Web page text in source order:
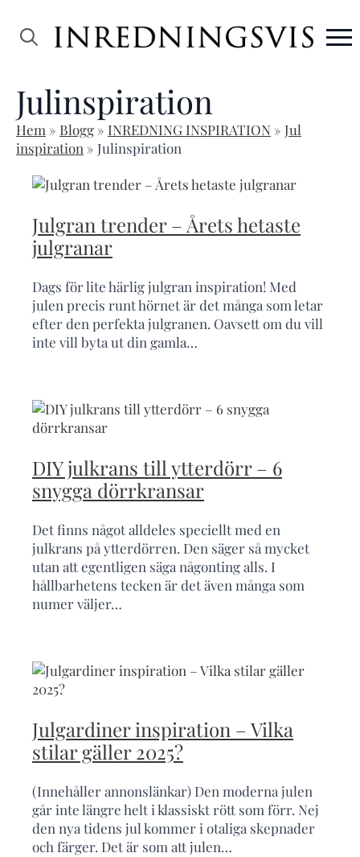
Julinspiration
Hem » Blogg » INREDNING INSPIRATION » Jul
inspiration » Julinspiration
Julgran trender – Årets hetaste
julgranar
Dags för lite härlig julgran inspiration! Med
julen precis runt hörnet är det många som letar
efter den perfekta julgranen. Oavsett om du vill
inte vill byta ut din gamla…
DIY julkrans till ytterdörr – 6
snygga dörrkransar
Det finns något alldeles speciellt med en
julkrans på ytterdörren. Den säger så mycket
utan att egentligen säga någonting alls. I
hållbarhetens tecken är det även många som
numer väljer…
Julgardiner inspiration – Vilka
stilar gäller 2025?
(Innehåller annonslänkar) Den moderna julen
går inte längre helt i klassiskt rött som förr. Nej
den nya tidens jul kommer i otaliga skepnader
och färger. Det är som att julen…